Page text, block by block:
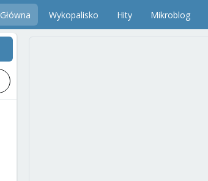
Główna Wykopalisko Hity Mikroblog